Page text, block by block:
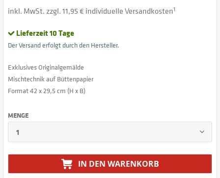
inkl. MwSt. zzgl. 11,95 € individuelle Versandkosten1
Lieferzeit 10 Tage
Der Versand erfolgt durch den Hersteller.
Exklusives Originalgemälde
Mischtechnik auf Büttenpapier
Format 42 x 29,5 cm (H x B)
MENGE
IN DEN WARENKORB